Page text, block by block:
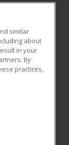
All rights
reproduced or
written
Policy
similar
about
in your
By
practices,